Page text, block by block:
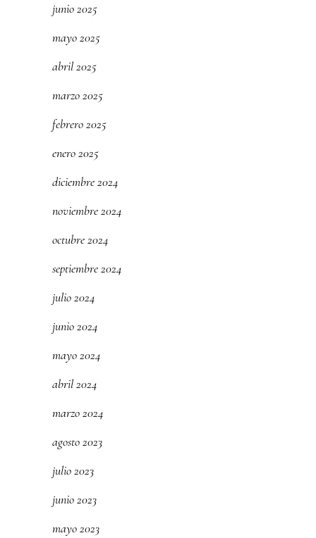
junio 2025
mayo 2025
abril 2025
marzo 2025
febrero 2025
enero 2025
diciembre 2024
noviembre 2024
octubre 2024
septiembre 2024
julio 2024
junio 2024
mayo 2024
abril 2024
marzo 2024
agosto 2023
julio 2023
junio 2023
mayo 2023